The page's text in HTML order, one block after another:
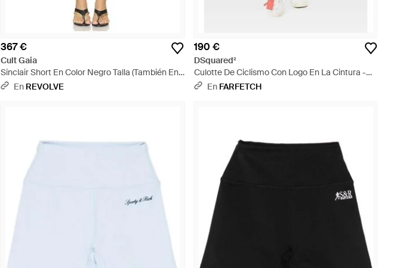
367 €
Cult Gaia
Sinclair Short En Color Negro Talla (También En
Xs, S, M) - Azul
En REVOLVE
190 €
DSquared²
Culotte De Ciclismo Con Logo En La Cintura -
Amarillo
En FARFETCH